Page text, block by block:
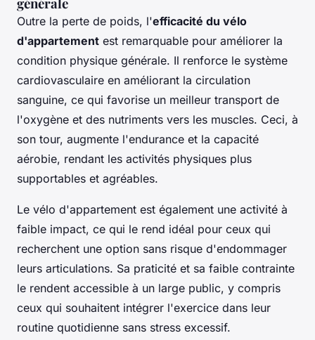
Outre la perte de poids, l'efficacité du vélo
d'appartement est remarquable pour améliorer la
condition physique générale. Il renforce le système
cardiovasculaire en améliorant la circulation
sanguine, ce qui favorise un meilleur transport de
l'oxygène et des nutriments vers les muscles. Ceci, à
son tour, augmente l'endurance et la capacité
aérobie, rendant les activités physiques plus
supportables et agréables.
Le vélo d'appartement est également une activité à
faible impact, ce qui le rend idéal pour ceux qui
recherchent une option sans risque d'endommager
leurs articulations. Sa praticité et sa faible contrainte
le rendent accessible à un large public, y compris
ceux qui souhaitent intégrer l'exercice dans leur
routine quotidienne sans stress excessif.